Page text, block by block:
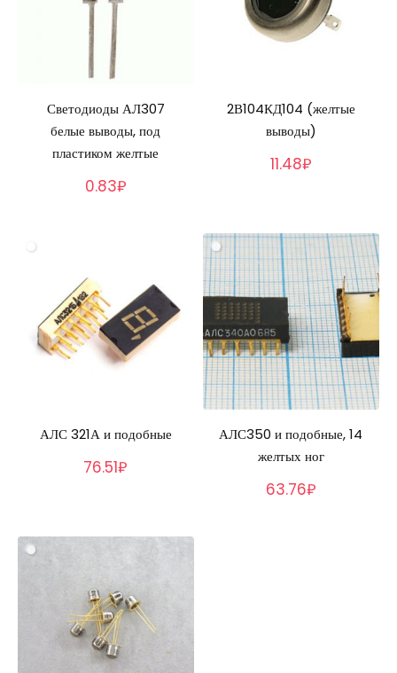
Светодиоды АЛ307
белые выводы, под
пластиком желтые
0.83₽
2В104КД104 (желтые
выводы)
11.48₽
АЛС 321А и подобные
76.51₽
АЛС350 и подобные, 14
желтых ног
63.76₽